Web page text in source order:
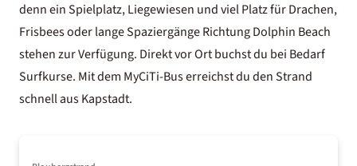
denn ein Spielplatz, Liegewiesen und viel Platz für Drachen,
Frisbees oder lange Spaziergänge Richtung Dolphin Beach
stehen zur Verfügung. Direkt vor Ort buchst du bei Bedarf
Surfkurse. Mit dem MyCiTi-Bus erreichst du den Strand
schnell aus Kapstadt.